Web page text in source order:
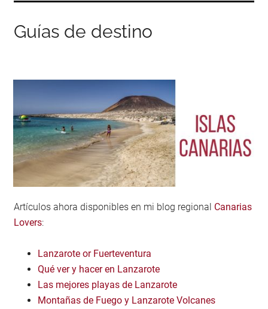
Guías de destino
Artículos ahora disponibles en mi blog regional Canarias
Lovers:
Lanzarote or Fuerteventura
Qué ver y hacer en Lanzarote
Las mejores playas de Lanzarote
Montañas de Fuego y Lanzarote Volcanes